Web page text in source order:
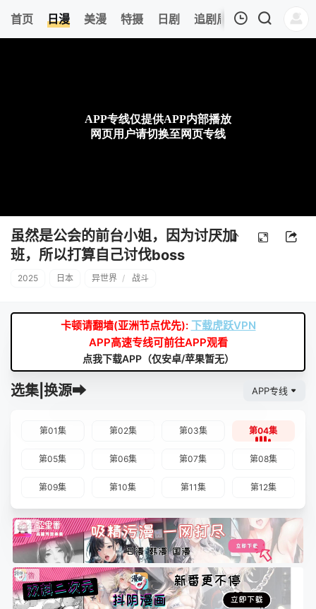
首页 日漫 美漫 特摄 日剧 追剧周表 今日更新
虽然是公会的前台小姐，因为讨厌加
班，所以打算自己讨伐boss
2025 日本 异世界 / 战斗
卡顿请翻墙(亚洲节点优先): 下载虎跃VPN
APP高速专线可前往APP观看
点我下载APP（仅安卓/苹果暂无）
选集|换源➡ APP专线
第01集 第02集 第03集 第04集
第05集 第06集 第07集 第08集
第09集 第10集 第11集 第12集